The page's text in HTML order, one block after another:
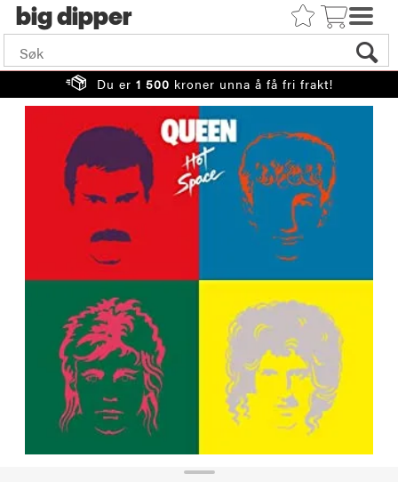
big
Du er 1 500 kroner unna å få fri frakt!